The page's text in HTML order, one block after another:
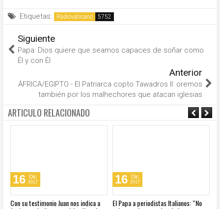
Etiquetas: Radiovaticano
Siguiente
Papa: Dios quiere que seamos capaces de soñar como
Él y con Él
Anterior
ÁFRICA/EGIPTO - El Patriarca copto Tawadros II: oremos
también por los malhechores que atacan iglesias
ARTICULO RELACIONADO
16 Dic
2017
Con su testimonio Juan nos indica a
16 Dic
2017
El Papa a periodistas Italianos: “No